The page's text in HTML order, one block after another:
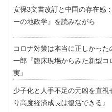
安保3文書改訂と中国の存在感
ーの地政学』を読みながら
コロナ対策は本当に正しかった
一郎『臨床現場からみた新型コ
実』
少子化と人手不足の元凶を直視
り高度経済成長は復活できる』